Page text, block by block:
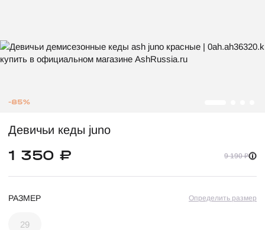
-85%
Девичьи кеды juno
1 350 ₽ 9 190 ₽
РАЗМЕР Определить размер
29